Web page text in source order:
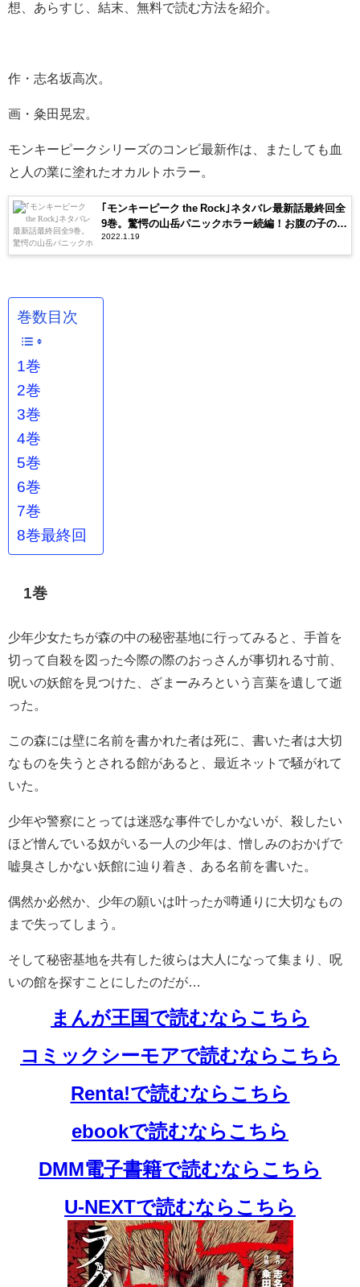
想、あらすじ、結末、無料で読む方法を紹介。
作・志名坂高次。
画・粂田晃宏。
モンキーピークシリーズのコンビ最新作は、またしても血
と人の業に塗れたオカルトホラー。
｢モンキーピーク the Rock｣ネタバレ最新話最終回全
9巻。驚愕の山岳パニックホラー続編！お腹の子のた
めに生きろ！
2022.1.19
巻数目次
1巻
2巻
3巻
4巻
5巻
6巻
7巻
8巻最終回
1巻
少年少女たちが森の中の秘密基地に行ってみると、手首を
切って自殺を図った今際の際のおっさんが事切れる寸前、
呪いの妖館を見つけた、ざまーみろという言葉を遺して逝
った。
この森には壁に名前を書かれた者は死に、書いた者は大切
なものを失うとされる館があると、最近ネットで騒がれて
いた。
少年や警察にとっては迷惑な事件でしかないが、殺したい
ほど憎んでいる奴がいる一人の少年は、憎しみのおかげで
嘘臭さしかない妖館に辿り着き、ある名前を書いた。
偶然か必然か、少年の願いは叶ったが噂通りに大切なもの
まで失ってしまう。
そして秘密基地を共有した彼らは大人になって集まり、呪
いの館を探すことにしたのだが…
まんが王国で読むならこちら
コミックシーモアで読むならこちら
Renta!で読むならこちら
ebookで読むならこちら
DMM電子書籍で読むならこちら
U-NEXTで読むならこちら